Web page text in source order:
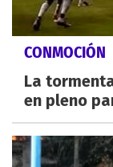
CONMOCIÓN
La
en pleno